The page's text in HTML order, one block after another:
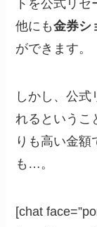
トを公式リ
他にも金券シ
ができます。
しかし、公式
れるというこ
りも高い金額
も…。
[chat